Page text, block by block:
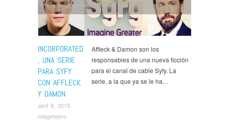
INCORPORATED
, UNA SERIE
PARA SYFY
CON AFFLECK
Y DAMON.
abril 8, 2015
mlagetejero
Helix,Incorporated,Noticias, Opinión, Stargate,
Stargate: Atlantis,Stargate: SG 1,Stargate: Universe,
Z Nation
Affleck & Damon son los
responsables de una nueva ficción
para el canal de cable Syfy. La
serie, a la que ya se le ha…